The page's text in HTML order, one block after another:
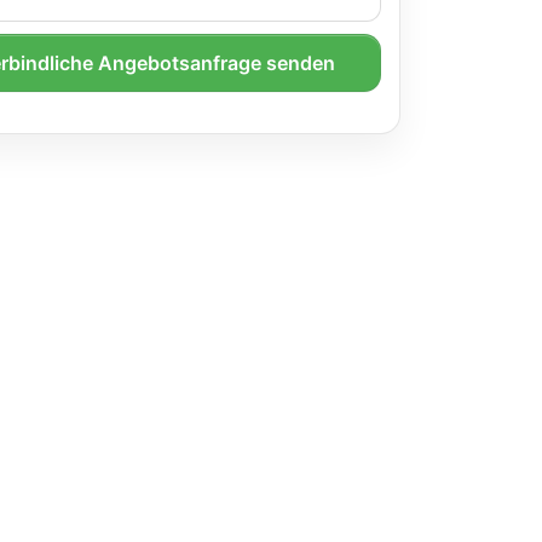
Angebotsanfrage senden